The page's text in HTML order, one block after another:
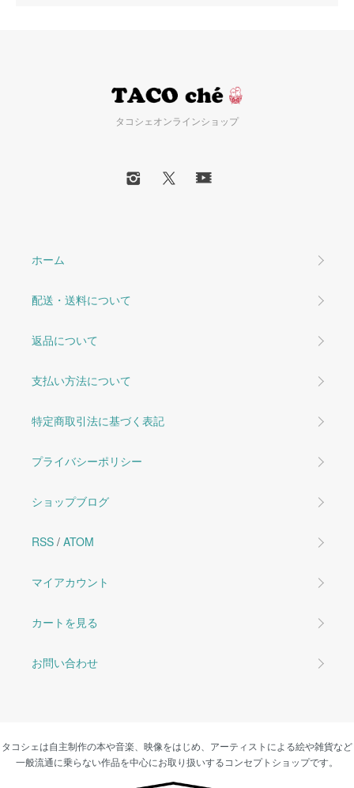
タコシェオンラインショップ
ホーム
配送・送料について
返品について
支払い方法について
特定商取引法に基づく表記
プライバシーポリシー
ショップブログ
RSS / ATOM
マイアカウント
カートを見る
お問い合わせ
タコシェは自主制作の本や音楽、映像をはじめ、アーティストによる絵や雑貨など
一般流通に乗らない作品を中心にお取り扱いするコンセプトショップです。